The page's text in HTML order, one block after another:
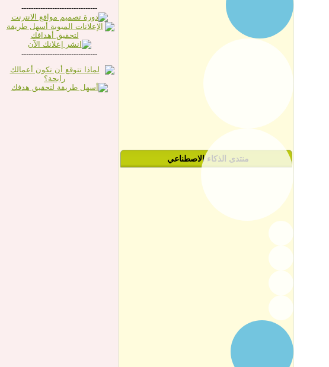
منتدى الذكاء الاصطناعي
--------------------------------
--------------------------------